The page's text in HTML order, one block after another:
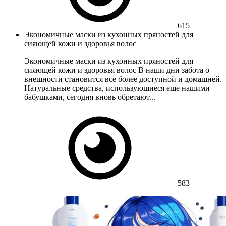
615
Экономичные маски из кухонных пряностей для
сияющей кожи и здоровья волос
Экономичные маски из кухонных пряностей для
сияющей кожи и здоровья волос В наши дни забота о
внешности становится все более доступной и домашней.
Натуральные средства, использующиеся еще нашими
бабушками, сегодня вновь обретают...
583